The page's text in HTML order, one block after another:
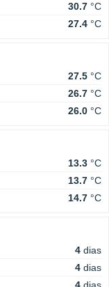
30.7 °C
27.4 °C
27.5 °C
26.7 °C
26.0 °C
13.3 °C
13.7 °C
14.7 °C
4 dias
4 dias